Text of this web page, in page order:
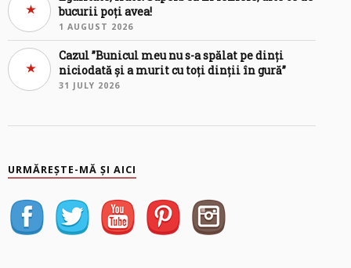
bucurii poți avea!
1 AUGUST 2026
Cazul ”Bunicul meu nu s-a spălat pe dinți
niciodată și a murit cu toți dinții în gură”
31 JULY 2026
URMĂREȘTE-MĂ ȘI AICI